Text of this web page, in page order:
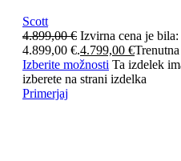
Scott
4.899,00€ Izvirna cena je bila:
4.899,00 €.4.799,00 €
Izberite možnosti Ta izdelek
izberete na strani izdelka
Primerjaj